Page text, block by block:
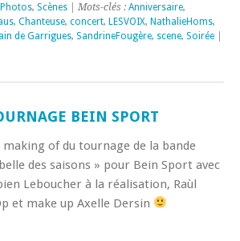
Photos, Scènes | Mots-clés : Anniversaire,
, Chanteuse, concert, LESVOIX, NathalieHoms,
de Garrigues, SandrineFougère, scene, Soirée
BEIN SPORT
of du tournage de la bande
des saisons » pour Bein Sport avec
Leboucher à la réalisation, Raùl
et make up Axelle Dersin